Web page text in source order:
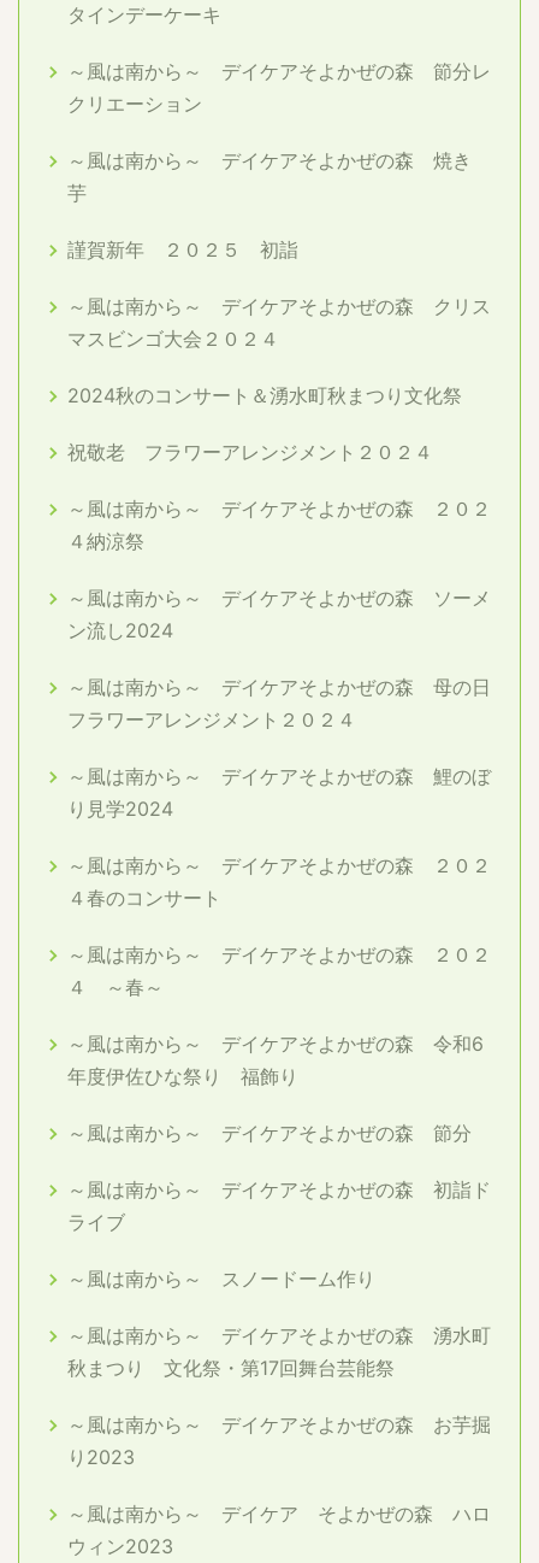
タインデーケーキ
～風は南から～ デイケアそよかぜの森 節分レ
クリエーション
～風は南から～ デイケアそよかぜの森 焼き
芋
謹賀新年 ２０２５ 初詣
～風は南から～ デイケアそよかぜの森 クリス
マスビンゴ大会２０２４
2024秋のコンサート＆湧水町秋まつり文化祭
祝敬老 フラワーアレンジメント２０２４
～風は南から～ デイケアそよかぜの森 ２０２
４納涼祭
～風は南から～ デイケアそよかぜの森 ソーメ
ン流し2024
～風は南から～ デイケアそよかぜの森 母の日
フラワーアレンジメント２０２４
～風は南から～ デイケアそよかぜの森 鯉のぼ
り見学2024
～風は南から～ デイケアそよかぜの森 ２０２
４春のコンサート
～風は南から～ デイケアそよかぜの森 ２０２
４ ～春～
～風は南から～ デイケアそよかぜの森 令和6
年度伊佐ひな祭り 福飾り
～風は南から～ デイケアそよかぜの森 節分
～風は南から～ デイケアそよかぜの森 初詣ド
ライブ
～風は南から～ スノードーム作り
～風は南から～ デイケアそよかぜの森 湧水町
秋まつり 文化祭・第17回舞台芸能祭
～風は南から～ デイケアそよかぜの森 お芋掘
り2023
～風は南から～ デイケア そよかぜの森 ハロ
ウィン2023